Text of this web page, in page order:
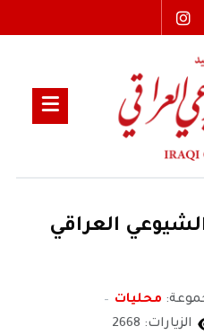
العراقي
محليات
الزيارات: 2668